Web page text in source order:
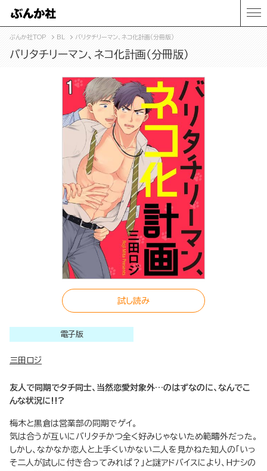
ぶんか社TOP BL バリタチリーマン、ネコ化計画（分冊版）
バリタチリーマン、ネコ化計画（分冊版）
試し読み
電子版
三田ロジ
友人で同期でタチ同士、当然恋愛対象外…のはずなのに、なんでこ
んな状況に!!?
梅木と黒倉は営業部の同期でゲイ。
気は合うが互いにバリタチかつ全く好みじゃないため範疇外だった。
しかし、なかなか恋人と上手くいかない二人を見かねた知人の「いっ
そ二人が試しに付き合ってみれば？」と謎アドバイスにより、Hナシの